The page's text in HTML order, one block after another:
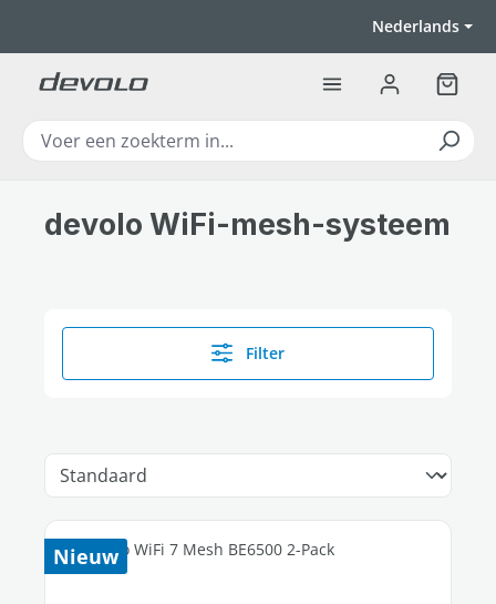
Nederlands
devolo WiFi-mesh-­systeem
Filter
Nieuw